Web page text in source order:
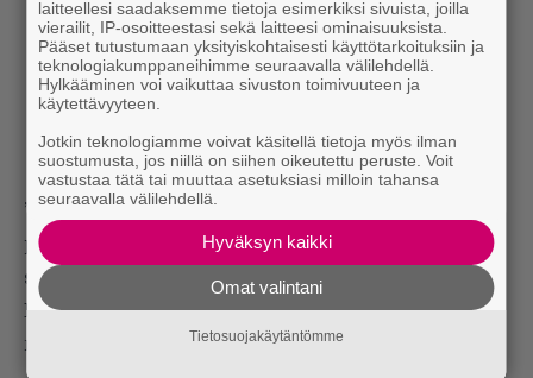
”Jos alkulevy kuvaa äärimmäisyyksiin johtavia
prosesseja, yhdeksäs biisiViimeinen reissu
sen kaiken yhteen ja päättyy sellaiseen tekoon.
Levyllä on kuitenkin läsnä myös se puoli, miten
niistä ajatuksista päästään ulos ja eteenpäin.”
laitteellesi saadaksemme tietoja esimerkiksi sivuista, joilla
vierailit, IP-osoitteestasi sekä laitteesi ominaisuuksista.
Pääset tutustumaan yksityiskohtaisesti käyttötarkoituksiin ja
teknologiakumppaneihimme seuraavalla välilehdellä.
Hylkääminen voi vaikuttaa sivuston toimivuuteen ja
käytettävyyteen.
Jotkin teknologiamme voivat käsitellä tietoja myös ilman
suostumusta, jos niillä on siihen oikeutettu peruste. Voit
vastustaa tätä tai muuttaa asetuksiasi milloin tahansa
seuraavalla välilehdellä.
Hyväksyn kaikki
Omat valintani
Tietosuojakäytäntömme